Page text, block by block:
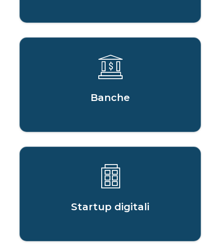
Banche
Startup digitali